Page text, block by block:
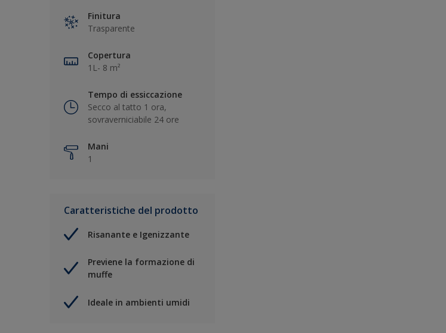
Finitura
Trasparente
Copertura
1L- 8 m²
Tempo di essiccazione
Secco al tatto 1 ora,
sovraverniciabile 24 ore
Mani
1
Caratteristiche del prodotto
Risanante e Igenizzante
Previene la formazione di
muffe
Ideale in ambienti umidi